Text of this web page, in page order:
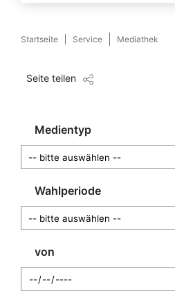
Startseite Service Mediathek
Seite teilen
Medientyp
Wahlperiode
von